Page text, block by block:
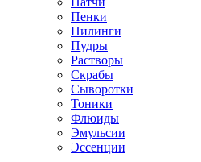
Пенки
Пилинги
Пудры
Растворы
Скрабы
Сыворотки
Тоники
Флюиды
Эмульсии
Эссенции